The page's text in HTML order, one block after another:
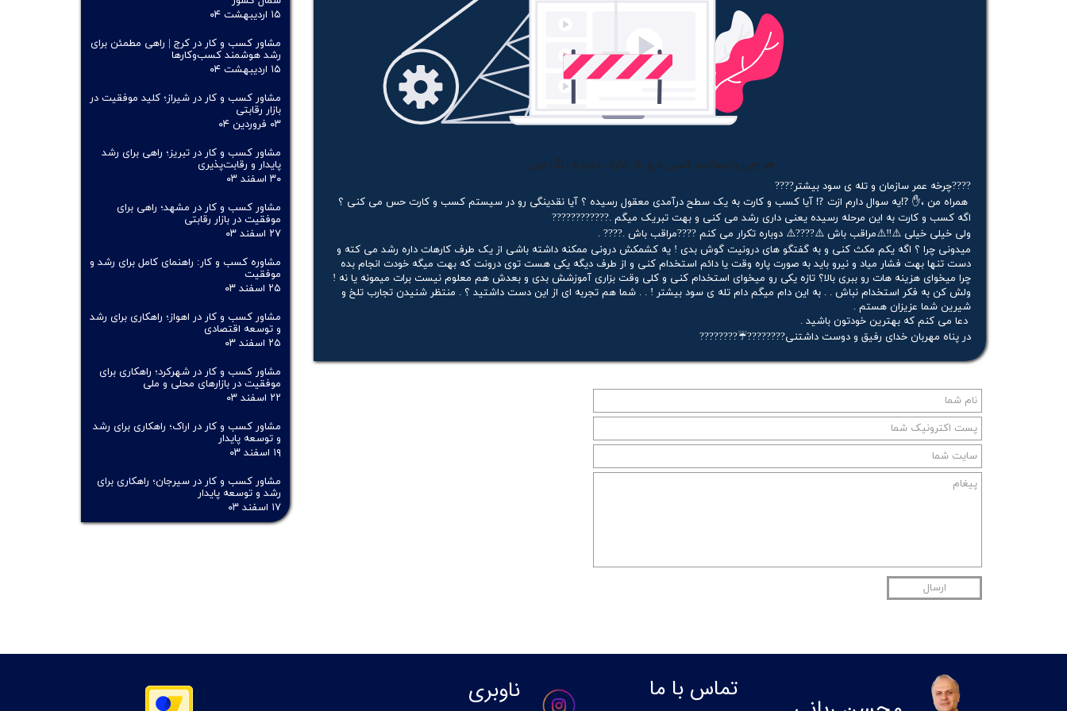
????چرخه عمر سازمان و تله ی سود بیشتر????
همراه من ،✋ ⁉️یه سوال دارم ازت ⁉️ آیا کسب و کارت به یک سطح درآمدی معقول رسیده ؟ آیا نقدینگی رو در سیستم کسب و کارت حس می کنی ؟
اگه کسب و کارت به این مرحله رسیده یعنی داری رشد می کنی و بهت تبریک میگم .????????????
ولی خیلی خیلی ⚠️‼️⚠️مراقب باش ⚠️????⚠️ دوباره تکرار می کنم ????مراقب باش .???? .
میدونی چرا ؟ اگه یکم مکث کنی و به گفتگو های درونیت گوش بدی ! یه کشمکش درونی ممکنه داشته باشی از یک طرف کارهات داره رشد می کته و
دست تنها بهت فشار میاد و نیرو باید به صورت پاره وقت یا دائم استخدام کنی و از طرف دیگه یکی هست توی درونت که بهت میگه خودت انجام بده
چرا میخوای هزینه هات رو ببری بالا؟ تازه یکی رو میخوای استخدام کنی و کلی وقت بزاری آموزشش بدی و بعدش هم معلوم نیست برات میمونه یا نه !
ولش کن به فکر استخدام نباش . . به این دام میگم دام تله ی سود بیشتر ! . . شما هم تجربه ای از این دست داشتید ؟ . منتظر شنیدن تجارب تلخ و
شیرین شما عزیزان هستم .
دعا می کنم که بهترین خودتون باشید .
در پناه مهربان خدای رفیق و دوست داشتنی????????☔️????????
ارسال
۱۵ اردیبهشت ۰۴
مشاور کسب و کار در کرج | راهی مطمئن برای
رشد هوشمند کسب‌وکارها
۱۵ اردیبهشت ۰۴
مشاور کسب و کار در شیراز؛ کلید موفقیت در
بازار رقابتی
۰۳ فروردین ۰۴
مشاور کسب و کار در تبریز؛ راهی برای رشد
پایدار و رقابت‌پذیری
۳۰ اسفند ۰۳
مشاور کسب و کار در مشهد؛ راهی برای
موفقیت در بازار رقابتی
۲۷ اسفند ۰۳
مشاوره کسب و کار: راهنمای کامل برای رشد و
موفقیت
۲۵ اسفند ۰۳
مشاور کسب و کار در اهواز؛ راهکاری برای رشد
و توسعه اقتصادی
۲۵ اسفند ۰۳
مشاور کسب و کار در شهرکرد؛ راهکاری برای
موفقیت در بازارهای محلی و ملی
۲۲ اسفند ۰۳
مشاور کسب و کار در اراک؛ راهکاری برای رشد
و توسعه پایدار
۱۹ اسفند ۰۳
مشاور کسب و کار در سیرجان؛ راهکاری برای
رشد و توسعه پایدار
۱۷ اسفند ۰۳
ناوبری تماس با ما